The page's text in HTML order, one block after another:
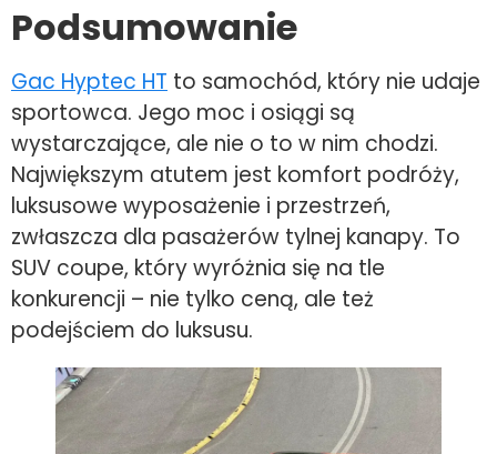
Podsumowanie
Gac Hyptec HT to samochód, który nie udaje
sportowca. Jego moc i osiągi są
wystarczające, ale nie o to w nim chodzi.
Największym atutem jest komfort podróży,
luksusowe wyposażenie i przestrzeń,
zwłaszcza dla pasażerów tylnej kanapy. To
SUV coupe, który wyróżnia się na tle
konkurencji – nie tylko ceną, ale też
podejściem do luksusu.